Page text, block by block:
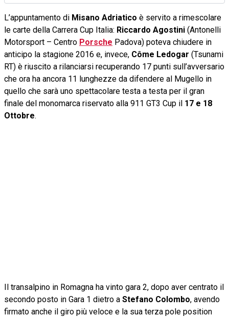
L’appuntamento di Misano Adriatico è servito a rimescolare
le carte della Carrera Cup Italia: Riccardo Agostini (Antonelli
Motorsport – Centro Porsche Padova) poteva chiudere in
anticipo la stagione 2016 e, invece, Côme Ledogar (Tsunami
RT) è riuscito a rilanciarsi recuperando 17 punti sull’avversario
che ora ha ancora 11 lunghezze da difendere al Mugello in
quello che sarà uno spettacolare testa a testa per il gran
finale del monomarca riservato alla 911 GT3 Cup il 17 e 18
Ottobre.
Il transalpino in Romagna ha vinto gara 2, dopo aver centrato il
secondo posto in Gara 1 dietro a Stefano Colombo, avendo
firmato anche il giro più veloce e la sua terza pole position